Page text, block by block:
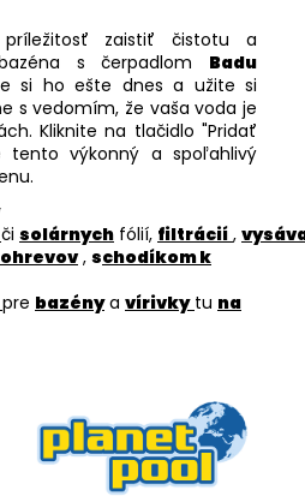
zaistiť čistotu a
s čerpadlom Badu
si ho ešte dnes a užite si
s vedomím, že vaša voda je
Kliknite na tlačidlo "Pridať
tento výkonný a spoľahlivý
či solárnych fólií, filtrácií ,
, schodíkom k
pre bazény a vírivky tu na